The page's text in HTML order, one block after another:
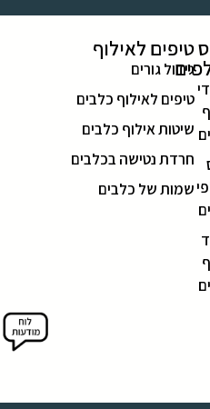
טיפים לאילוף
גידול גורים
טיפים לאילוף כלבים
שיטות אילוף כלבים
חרדת נטישה בכלבים
שמות של כלבים